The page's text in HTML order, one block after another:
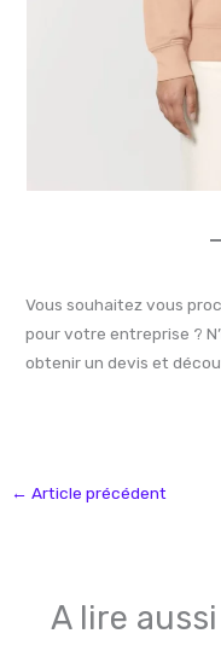
Vous souhaitez vous
pour votre entreprise ?
obtenir un devis et
← Article précédent
A lire aussi